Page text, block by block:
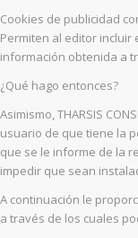
Cookies de publicidad
Permiten al editor incluir
información obtenida a
¿Qué hago entonces?
Asimismo, THARSIS
usuario de que tiene la
que se le informe de la
impedir que sean
A continuación le
a través de los cuales